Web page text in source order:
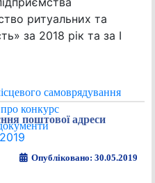
самоврядування
конкурс
ритуальних та
за 2018 рік та за І
поштової адреси
2019
Опубліковано: 30.05.2019